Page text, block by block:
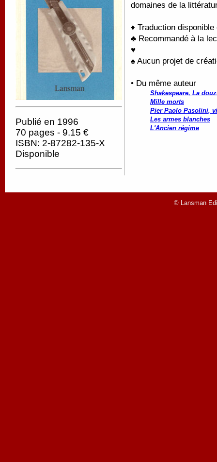
Publié en 1996
70 pages - 9.15 €
ISBN: 2-87282-135-X
Disponible
domaines de la
♦ Traduction
♣ Recommandé à la
♥
♠ Aucun projet de
• Du même auteur
Shakespeare, La
Mille morts
Pier Paolo Pasolini,
Les armes blanches
L'Ancien régime
© Lansman